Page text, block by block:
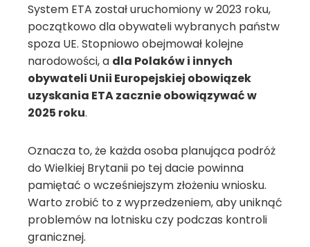
System ETA został uruchomiony w 2023 roku,
początkowo dla obywateli wybranych państw
spoza UE. Stopniowo obejmował kolejne
narodowości, a dla Polaków i innych
obywateli Unii Europejskiej obowiązek
uzyskania ETA zacznie obowiązywać w
2025 roku.
Oznacza to, że każda osoba planująca podróż
do Wielkiej Brytanii po tej dacie powinna
pamiętać o wcześniejszym złożeniu wniosku.
Warto zrobić to z wyprzedzeniem, aby uniknąć
problemów na lotnisku czy podczas kontroli
granicznej.